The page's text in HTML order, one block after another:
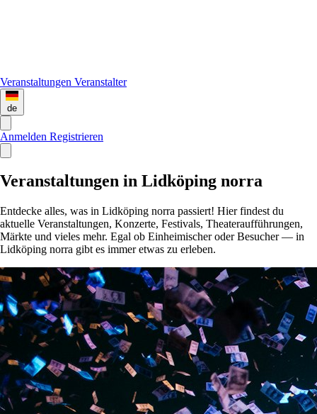
Veranstaltungen Veranstalter
de
Anmelden Registrieren
Veranstaltungen in Lidköping norra
Entdecke alles, was in Lidköping norra passiert! Hier findest du
aktuelle Veranstaltungen, Konzerte, Festivals, Theateraufführungen,
Märkte und vieles mehr. Egal ob Einheimischer oder Besucher — in
Lidköping norra gibt es immer etwas zu erleben.